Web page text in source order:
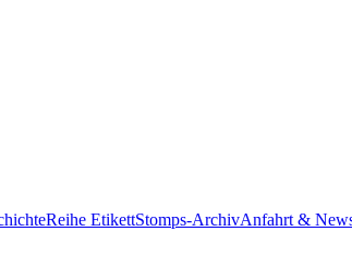
Reihe EtikettStomps-ArchivAnfahrt &